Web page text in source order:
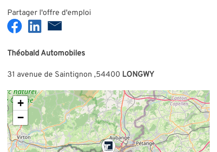
Partager l'offre d'emploi
Théobald Automobiles
31 avenue de Saintignon ,54400 LONGWY
+
−